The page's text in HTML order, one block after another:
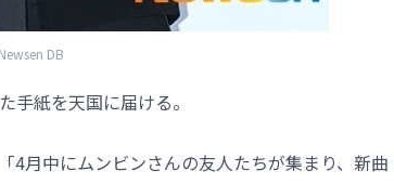
DB
手紙を天国に届ける。
4月中にムンビンさんの友人たちが集まり、新曲